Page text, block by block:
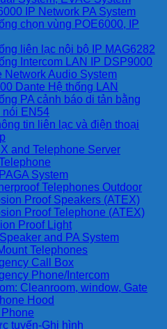
IP Network PA System
chọn vùng POE6000, IP
liên lạc nội bộ IP MAG6282
Intercom LAN IP DSP9000
Network Audio System
Dante Hệ thống LAN
PA cảnh báo di tản bằng
nói EN54
tin liên lạc và điện thoại
and Telephone Server
System
Telephones Outdoor
Proof Speakers (ATEX)
Proof Telephone (ATEX)
Proof Light
and PA System
Telephones
Call Box
Phone/Intercom
Cleanroom, window, Gate
Hood
tuyến-Ghi hình